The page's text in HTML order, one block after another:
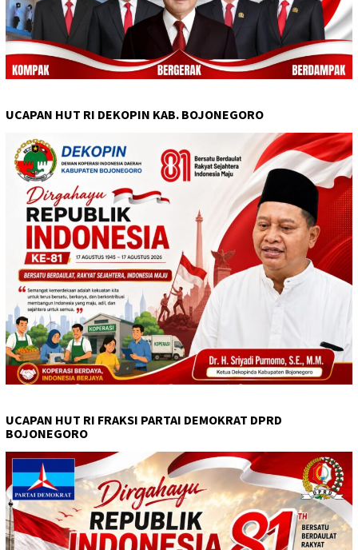
UCAPAN HUT RI DEKOPIN KAB. BOJONEGORO
UCAPAN HUT RI FRAKSI PARTAI DEMOKRAT DPRD
BOJONEGORO